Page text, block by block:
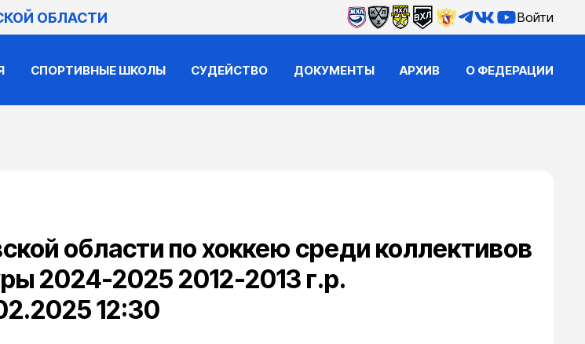
ОБЛАСТИ Войти
СПОРТИВНЫЕ ШКОЛЫ СУДЕЙСТВО ДОКУМЕНТЫ АРХИВ О ФЕДЕРАЦИИ
области по хоккею среди коллективов
2024-2025 2012-2013 г.р.
12:30